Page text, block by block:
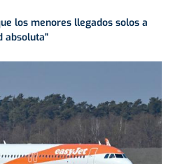
los menores llegados solos a
absoluta"